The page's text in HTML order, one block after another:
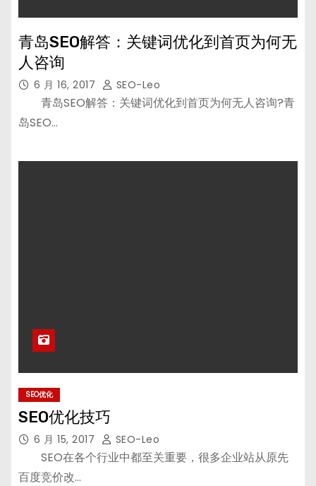
青岛SEO解答：关键词优化到首页为何无
人咨询
6 月 16, 2017 SEO-Leo
青岛SEO解答：关键词优化到首页为何无人咨询?青
岛SEO…
SEO优化
SEO优化技巧
6 月 15, 2017 SEO-Leo
SEO在各个行业中都至关重要，很多企业站从原先
百度竞价改…